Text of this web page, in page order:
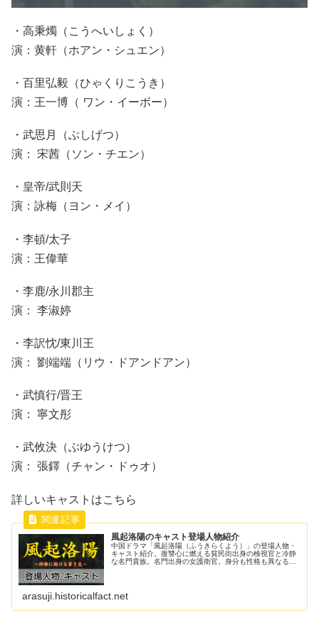
・高秉燭（こうへいしょく）
演：黄軒（ホアン・シュエン）
・百里弘毅（ひゃくりこうき）
演：王一博（ ワン・イーボー）
・武思月（ぶしげつ）
演： 宋茜（ソン・チエン）
・皇帝/武則天
演：詠梅（ヨン・メイ）
・李頓/太子
演：王偉華
・李鹿/永川郡主
演： 李淑婷
・李訳忱/東川王
演： 劉端端（リウ・ドアンドアン）
・武慎行/晋王
演： 寧文彤
・武攸決（ぶゆうけつ）
演： 張鐸（チャン・ドゥオ）
詳しいキャストはこちら
風起洛陽のキャスト登場人物紹介
中国ドラマ「風起洛陽（ふうきらくよう）」の登場人物・
キャスト紹介。復讐心に燃える貧民街出身の検視官と冷静
な名門貴族。名門出身の女護衛官。身分も性格も異なる3
arasuji.historicalfact.net